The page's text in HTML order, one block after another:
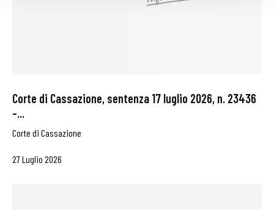
Corte di Cassazione, sentenza 17 luglio 2026, n. 23436
–...
Corte di Cassazione
27 Luglio 2026